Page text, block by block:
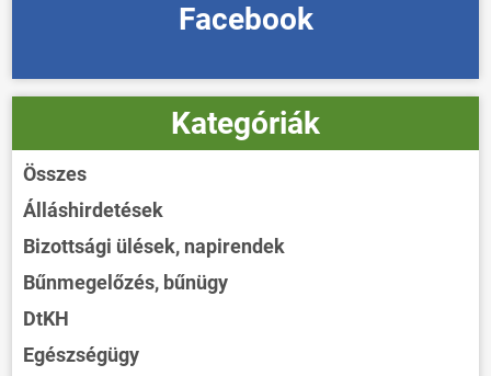
Facebook
Kategóriák
Összes
Álláshirdetések
Bizottsági ülések, napirendek
Bűnmegelőzés, bűnügy
DtKH
Egészségügy